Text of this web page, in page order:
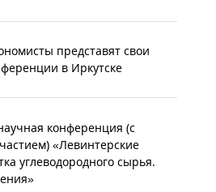
представят свои
в Иркутске
конференция (с
«Левинтерские
углеводородного сырья.